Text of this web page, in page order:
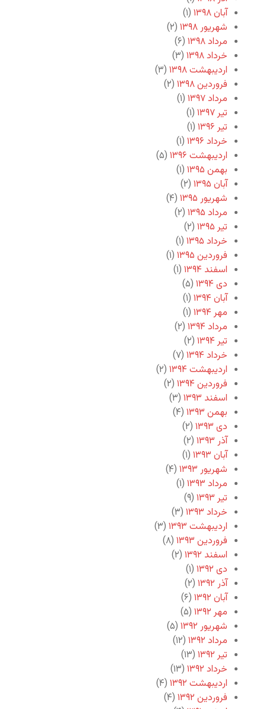
آبان ۱۳۹۸
(۱)
شهریور ۱۳۹۸
(۲)
مرداد ۱۳۹۸
(۶)
خرداد ۱۳۹۸
(۳)
اردیبهشت ۱۳۹۸
(۳)
فروردین ۱۳۹۸
(۲)
مرداد ۱۳۹۷
(۱)
تیر ۱۳۹۷
(۱)
تیر ۱۳۹۶
(۱)
خرداد ۱۳۹۶
(۱)
اردیبهشت ۱۳۹۶
(۵)
بهمن ۱۳۹۵
(۱)
آبان ۱۳۹۵
(۲)
شهریور ۱۳۹۵
(۴)
مرداد ۱۳۹۵
(۲)
تیر ۱۳۹۵
(۲)
خرداد ۱۳۹۵
(۱)
فروردین ۱۳۹۵
(۱)
اسفند ۱۳۹۴
(۱)
دی ۱۳۹۴
(۵)
آبان ۱۳۹۴
(۱)
مهر ۱۳۹۴
(۱)
مرداد ۱۳۹۴
(۲)
تیر ۱۳۹۴
(۲)
خرداد ۱۳۹۴
(۷)
اردیبهشت ۱۳۹۴
(۲)
فروردین ۱۳۹۴
(۲)
اسفند ۱۳۹۳
(۳)
بهمن ۱۳۹۳
(۴)
دی ۱۳۹۳
(۲)
آذر ۱۳۹۳
(۲)
آبان ۱۳۹۳
(۱)
شهریور ۱۳۹۳
(۴)
مرداد ۱۳۹۳
(۱)
تیر ۱۳۹۳
(۹)
خرداد ۱۳۹۳
(۳)
اردیبهشت ۱۳۹۳
(۳)
فروردین ۱۳۹۳
(۸)
اسفند ۱۳۹۲
(۲)
دی ۱۳۹۲
(۱)
آذر ۱۳۹۲
(۲)
آبان ۱۳۹۲
(۶)
مهر ۱۳۹۲
(۵)
شهریور ۱۳۹۲
(۵)
مرداد ۱۳۹۲
(۱۲)
تیر ۱۳۹۲
(۱۳)
خرداد ۱۳۹۲
(۱۳)
اردیبهشت ۱۳۹۲
(۴)
فروردین ۱۳۹۲
(۴)